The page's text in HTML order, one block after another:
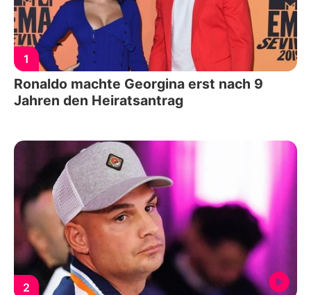
1
Ronaldo machte Georgina erst nach 9
Jahren den Heiratsantrag
2